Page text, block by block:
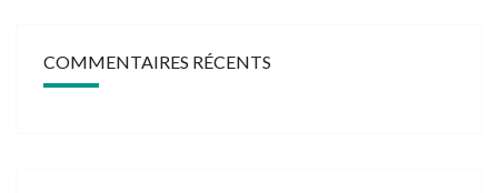
COMMENTAIRES RÉCENTS